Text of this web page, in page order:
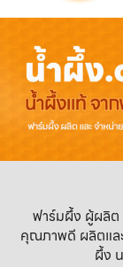
ฟาร์มผึ้ง ผู้ผลิต
คุณภาพดี ผลิตแล
ผึ้ง